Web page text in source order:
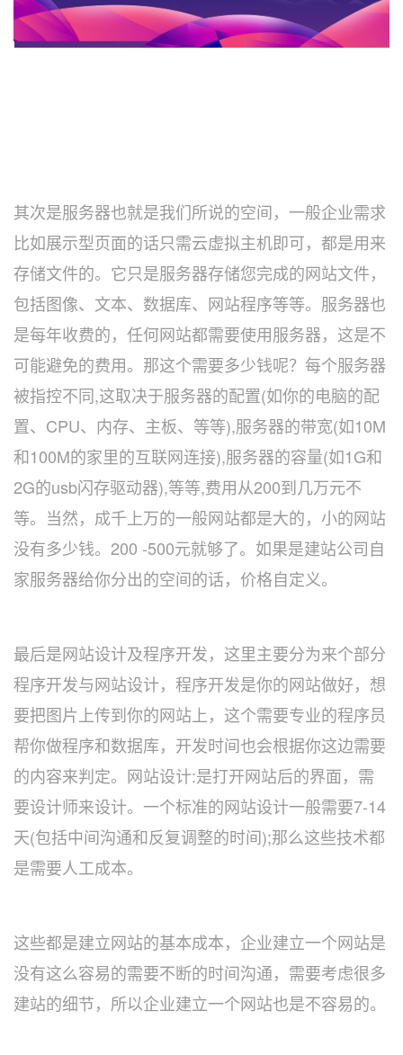
其次是服务器也就是我们所说的空间，一般企业需求
比如展示型页面的话只需云虚拟主机即可，都是用来
存储文件的。它只是服务器存储您完成的网站文件，
包括图像、文本、数据库、网站程序等等。服务器也
是每年收费的，任何网站都需要使用服务器，这是不
可能避免的费用。那这个需要多少钱呢？每个服务器
被指控不同,这取决于服务器的配置(如你的电脑的配
置、CPU、内存、主板、等等),服务器的带宽(如10M
和100M的家里的互联网连接),服务器的容量(如1G和
2G的usb闪存驱动器),等等,费用从200到几万元不
等。当然，成千上万的一般网站都是大的，小的网站
没有多少钱。200 -500元就够了。如果是建站公司自
家服务器给你分出的空间的话，价格自定义。
最后是网站设计及程序开发，这里主要分为来个部分
程序开发与网站设计，程序开发是你的网站做好，想
要把图片上传到你的网站上，这个需要专业的程序员
帮你做程序和数据库，开发时间也会根据你这边需要
的内容来判定。网站设计:是打开网站后的界面，需
要设计师来设计。一个标准的网站设计一般需要7-14
天(包括中间沟通和反复调整的时间);那么这些技术都
是需要人工成本。
这些都是建立网站的基本成本，企业建立一个网站是
没有这么容易的需要不断的时间沟通，需要考虑很多
建站的细节，所以企业建立一个网站也是不容易的。